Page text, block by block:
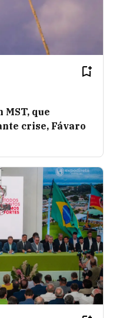
MST, que
crise, Fávaro